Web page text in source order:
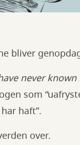
bliver
never known
som
haft”.
over.